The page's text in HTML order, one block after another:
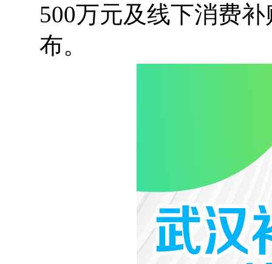
500万元及线下消费
布。